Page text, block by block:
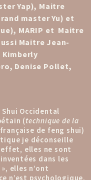
Yap), Maitre
master Yu) et
MARIP et Maitre
Maitre Jean-
Kimberly
Denise Pollet,
Occidental
(technique de la
de feng shui)
je déconseille
elles ne sont
dans les
elles n’ont
n’est psychologique.